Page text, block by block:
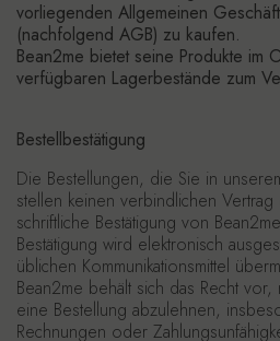
vorliegenden Allgemeinen
(nachfolgend AGB) zu kaufen.
Bean2me bietet seine Produkte im
verfügbaren Lagerbestände zum
Bestellbestätigung
Die Bestellungen, die Sie in
stellen keinen verbindlichen
schriftliche Bestätigung von
Bestätigung wird elektronisch
üblichen Kommunikationsmittel
Bean2me behält sich das Recht
eine Bestellung abzulehnen,
Rechnungen oder